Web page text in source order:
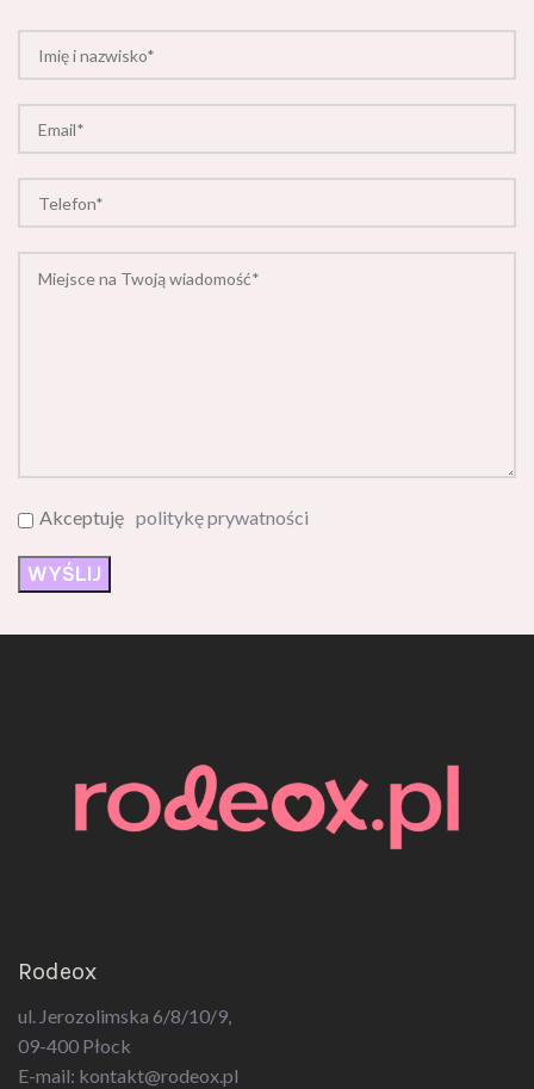
Akceptuję politykę prywatności
Rodeox
ul. Jerozolimska 6/8/10/9,
09-400 Płock
E-mail: kontakt@rodeox.pl